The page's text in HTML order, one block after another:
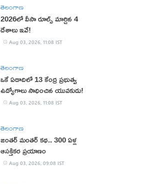
తెలంగాణ
2026లో వీసా రూల్స్ మార్చిన 4
దేశాలు ఇవే!
Aug 03, 2026, 11:08 IST
తెలంగాణ
ఒకే ఏడాదిలో 13 కేంద్ర ప్రభుత్వ
ఉద్యోగాలు సాధించిన యువకుడు!
Aug 03, 2026, 11:08 IST
తెలంగాణ
జంతర్‌ మంతర్‌ కథ.. 300 ఏళ్ల
ఆసక్తికర ప్రయాణం
Aug 03, 2026, 09:08 IST